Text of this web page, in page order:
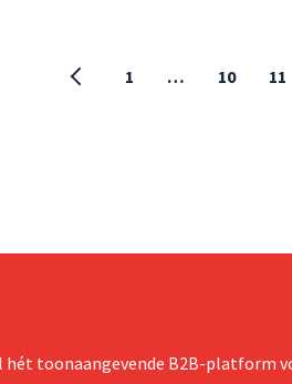
1 … 10 11
hét toonaangevende B2B-platform